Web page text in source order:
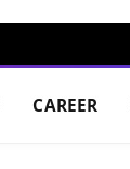
CAREER